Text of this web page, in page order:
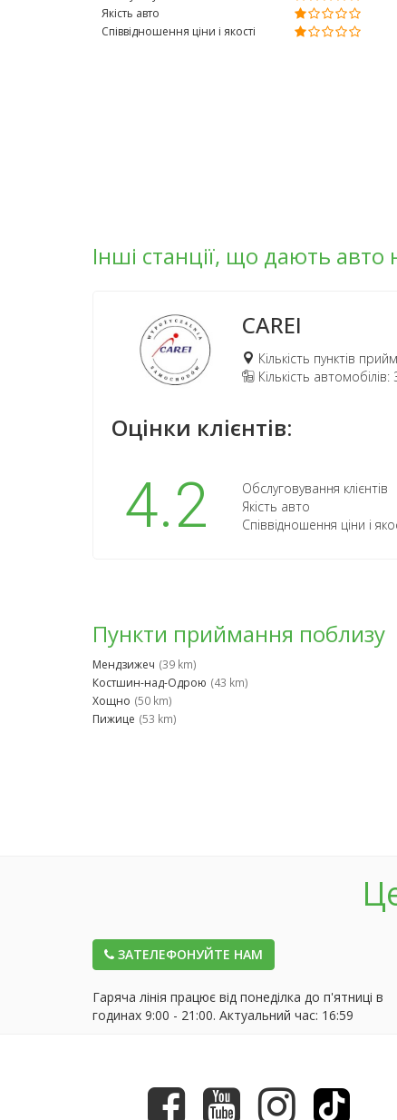
Якість авто
Співвідношення ціни і якості
Інші станції, що дають
CAREI
Кількість пунктів
Кількість автомобілів:
Оцінки клієнтів:
4.2
Обслуговування клієнтів
Якість авто
Співвідношення ціни і
Пункти приймання поблизу
Мендзижеч (39 km)
Костшин-над-Одрою (43 km)
Хощно (50 km)
Пижице (53 km)
ЗАТЕЛЕФОНУЙТЕ НАМ
Гаряча лінія працює від понеділка до п'ятниці в
годинах 9:00 - 21:00. Актуальний час: 16:59